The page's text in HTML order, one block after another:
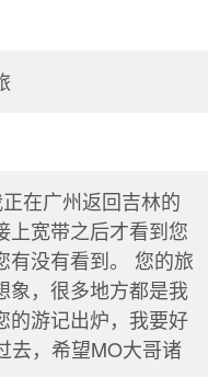
在广州返回吉林的
上宽带之后才看到您
有没有看到。 您的旅
象，很多地方都是我
的游记出炉，我要好
去，希望MO大哥诸